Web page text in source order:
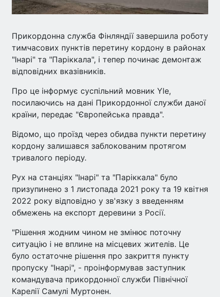
Прикордонна служба Фінляндії завершила роботу
тимчасових пунктів перетину кордону в районах
"Інарі" та "Паріккала", і тепер починає демонтаж
відповідних вказівників.
Про це інформує суспільний мовник Yle,
посилаючись на дані Прикордонної служби даної
країни, передає "Європейська правда".
Відомо, що проїзд через обидва пункти перетину
кордону залишався заблокованим протягом
тривалого періоду.
Рух на станціях "Інарі" та "Паріккала" було
призупинено з 1 листопада 2021 року та 19 квітня
2022 року відповідно у зв'язку з введенням
обмежень на експорт деревини з Росії.
"Рішення жодним чином не змінює поточну
ситуацію і не вплине на місцевих жителів. Це
було остаточне рішення про закриття пункту
пропуску "Інарі", - проінформував заступник
командувача прикордонної служби Північної
Карелії Самулі Муртонен.